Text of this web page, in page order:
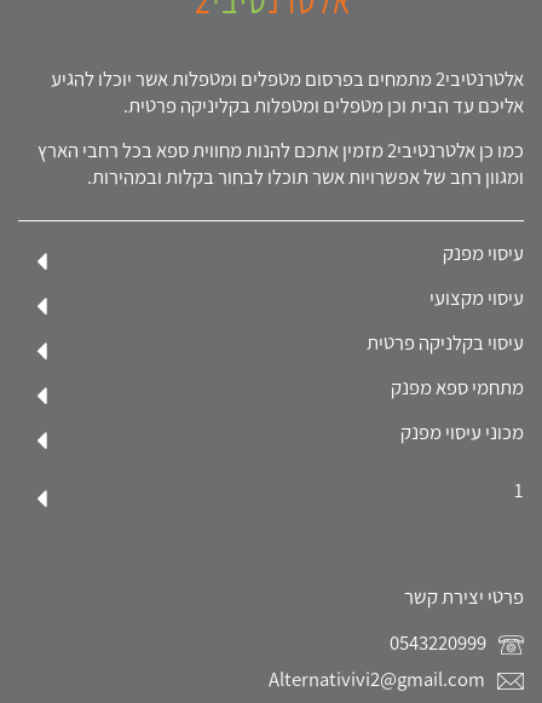
אלטרנטיבי2 מתמחים בפרסום מטפלים ומטפלות אשר יוכלו להגיע
אליכם עד הבית וכן מטפלים ומטפלות בקליניקה פרטית.
כמו כן אלטרנטיבי2 מזמין אתכם להנות מחווית ספא בכל רחבי הארץ
ומגוון רחב של אפשרויות אשר תוכלו לבחור בקלות ובמהירות.
עיסוי מפנק
עיסוי מקצועי
עיסוי בקלניקה פרטית
מתחמי ספא מפנק
מכוני עיסוי מפנק
1
פרטי יצירת קשר
Alternativivi2@gmail.com